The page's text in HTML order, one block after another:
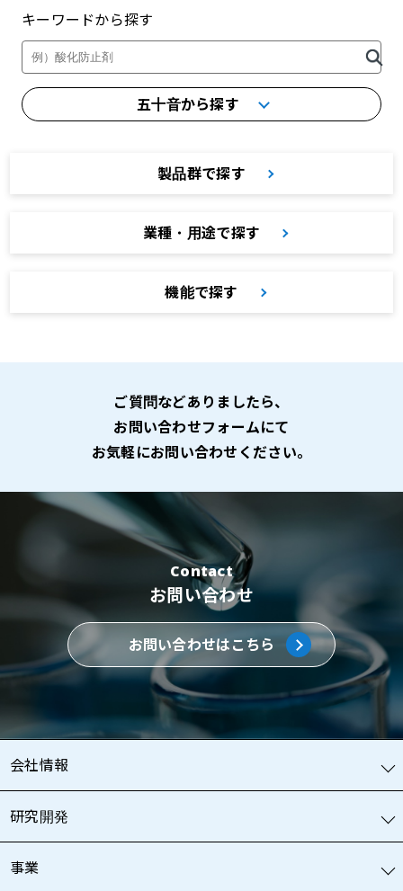
キーワードから探す
五十音から探す
製品群で探す
業種・用途で探す
機能で探す
ご質問などありましたら、
お問い合わせフォームにて
お気軽にお問い合わせください。
Contact
お問い合わせ
お問い合わせはこちら
会社情報
研究開発
事業